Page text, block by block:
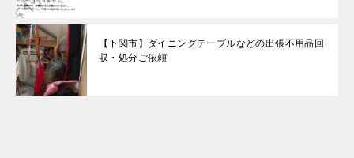
【下関市】ダイニングテーブルなどの出張不用品回
収・処分ご依頼